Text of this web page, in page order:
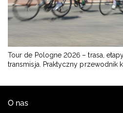
Tour de Pologne 2026 – trasa,
transmisja. Praktyczny przewodnik
O nas